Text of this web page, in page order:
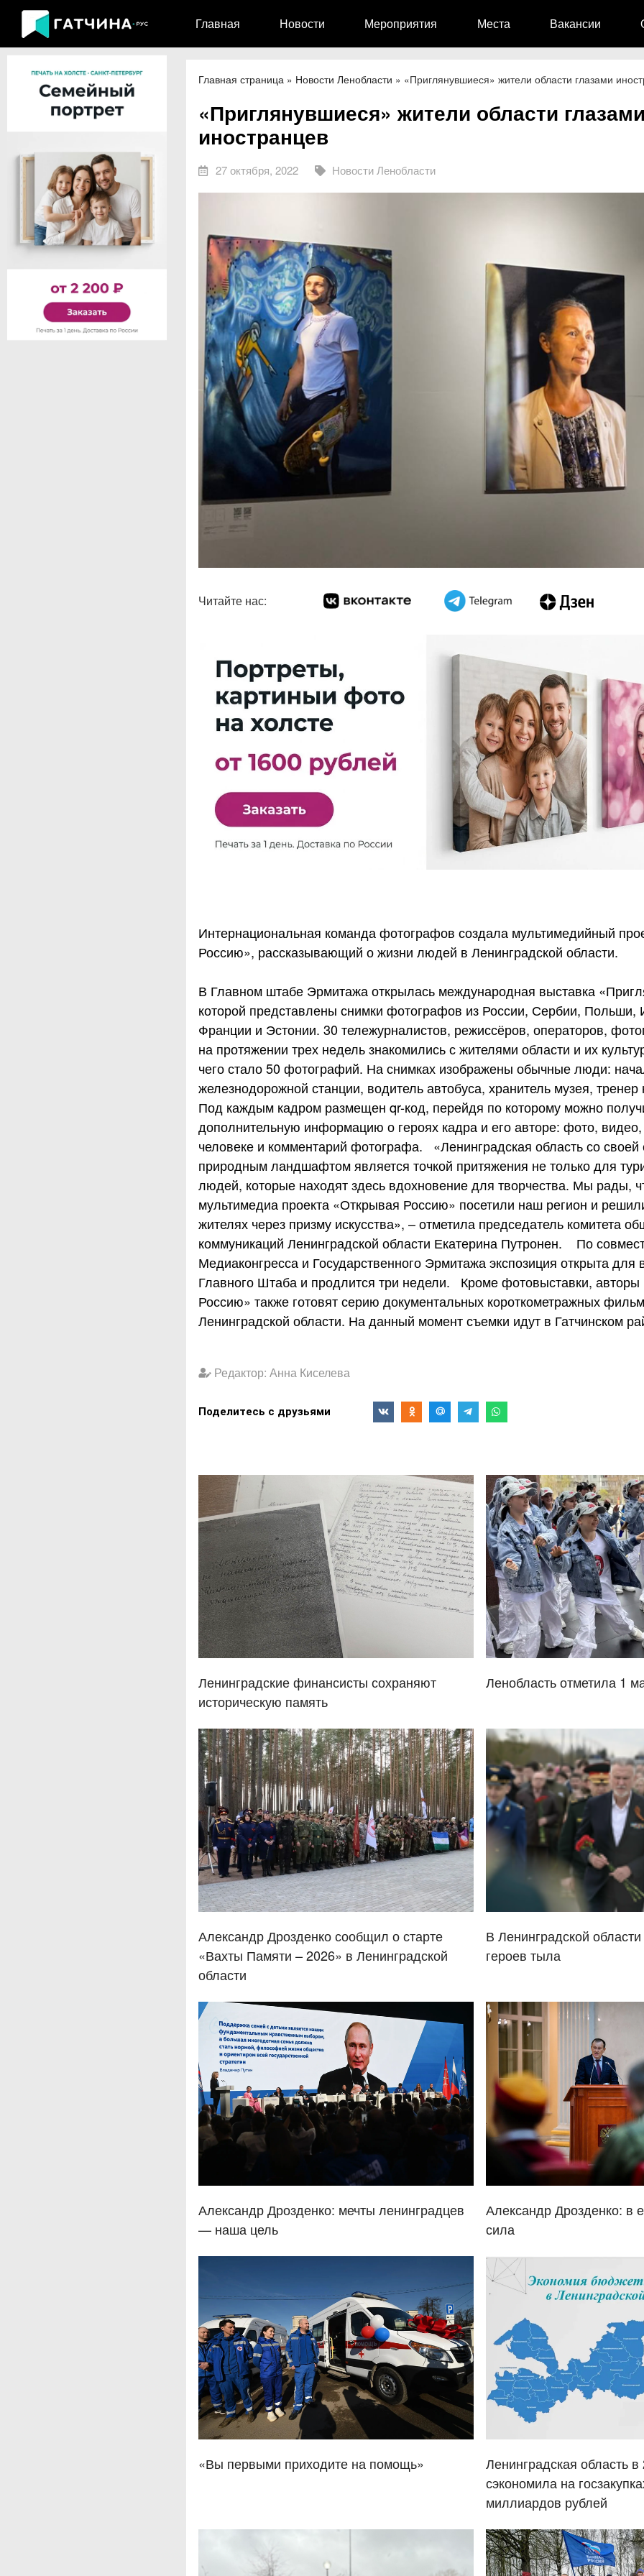
Главная Новости Мероприятия Места Вакансии
Главная страница» Новости Ленобласти » «Приглянувшиеся» жители области глазами
«Приглянувшиеся» жители области
иностранцев
27 октября, 2022 Новости Ленобласти
Читайте нас:
Интернациональная команда фотографов создала мультимедийный
Россию», рассказывающий о жизни людей в Ленинградской области.
В Главном штабе Эрмитажа открылась международная выставка
которой представлены снимки фотографов из России, Сербии, Польши,
Франции и Эстонии. 30 тележурналистов, режиссёров, операторов,
на протяжении трех недель знакомились с жителями области и их
чего стало 50 фотографий. На снимках изображены обычные люди:
железнодорожной станции, водитель автобуса, хранитель музея,
Под каждым кадром размещен qr-код, перейдя по которому можно
дополнительную информацию о героях кадра и его авторе: фото,
человеке и комментарий фотографа. «Ленинградская область со
природным ландшафтом является точкой притяжения не только для
людей, которые находят здесь вдохновение для творчества. Мы рады,
мультимедиа проекта «Открывая Россию» посетили наш регион и
жителях через призму искусства», – отметила председатель комитета
коммуникаций Ленинградской области Екатерина Путронен. По
Медиаконгресса и Государственного Эрмитажа экспозиция открыта для
Главного Штаба и продлится три недели. Кроме фотовыставки, авторы
Россию» также готовят серию документальных короткометражных
Ленинградской области. На данный момент съемки идут в Гатчинском
Редактор: Анна Киселева
Поделитесь с друзьями
Ленинградские финансисты сохраняют
историческую память
Ленобласть отметила 1
Александр Дрозденко сообщил о старте
«Вахты Памяти – 2026» в Ленинградской
области
В Ленинградской
героев тыла
Александр Дрозденко: мечты ленинградцев
— наша цель
Александр Дрозденко: в
сила
«Вы первыми приходите на помощь»
Ленинградская область в
сэкономила на
миллиардов рублей